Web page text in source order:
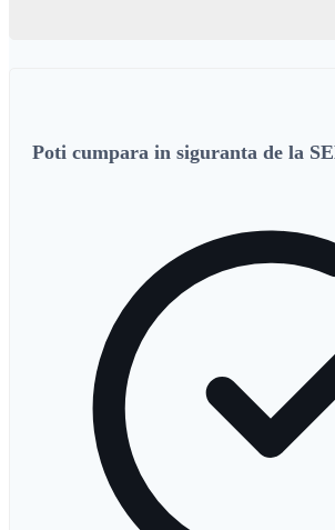
Poti cumpara in siguranta de la